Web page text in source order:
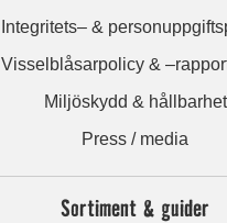
Integritets– &
Visselblåsarpolicy &
Miljöskydd & hållbarhet
Press / media
Sortiment & guider